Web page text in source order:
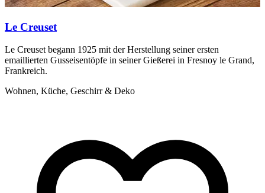
Le Creuset
Le Creuset begann 1925 mit der Herstellung seiner ersten
emaillierten Gusseisentöpfe in seiner Gießerei in Fresnoy le Grand,
Frankreich.
Wohnen, Küche, Geschirr & Deko